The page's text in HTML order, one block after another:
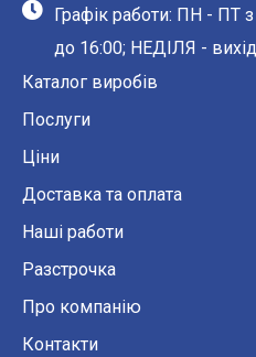
Графік работи: ПН - ПТ
до 16:00; НЕДІЛЯ -
Каталог виробів
Послуги
Ціни
Доставка та оплата
Наші работи
Разстрочка
Про компанію
Контакти